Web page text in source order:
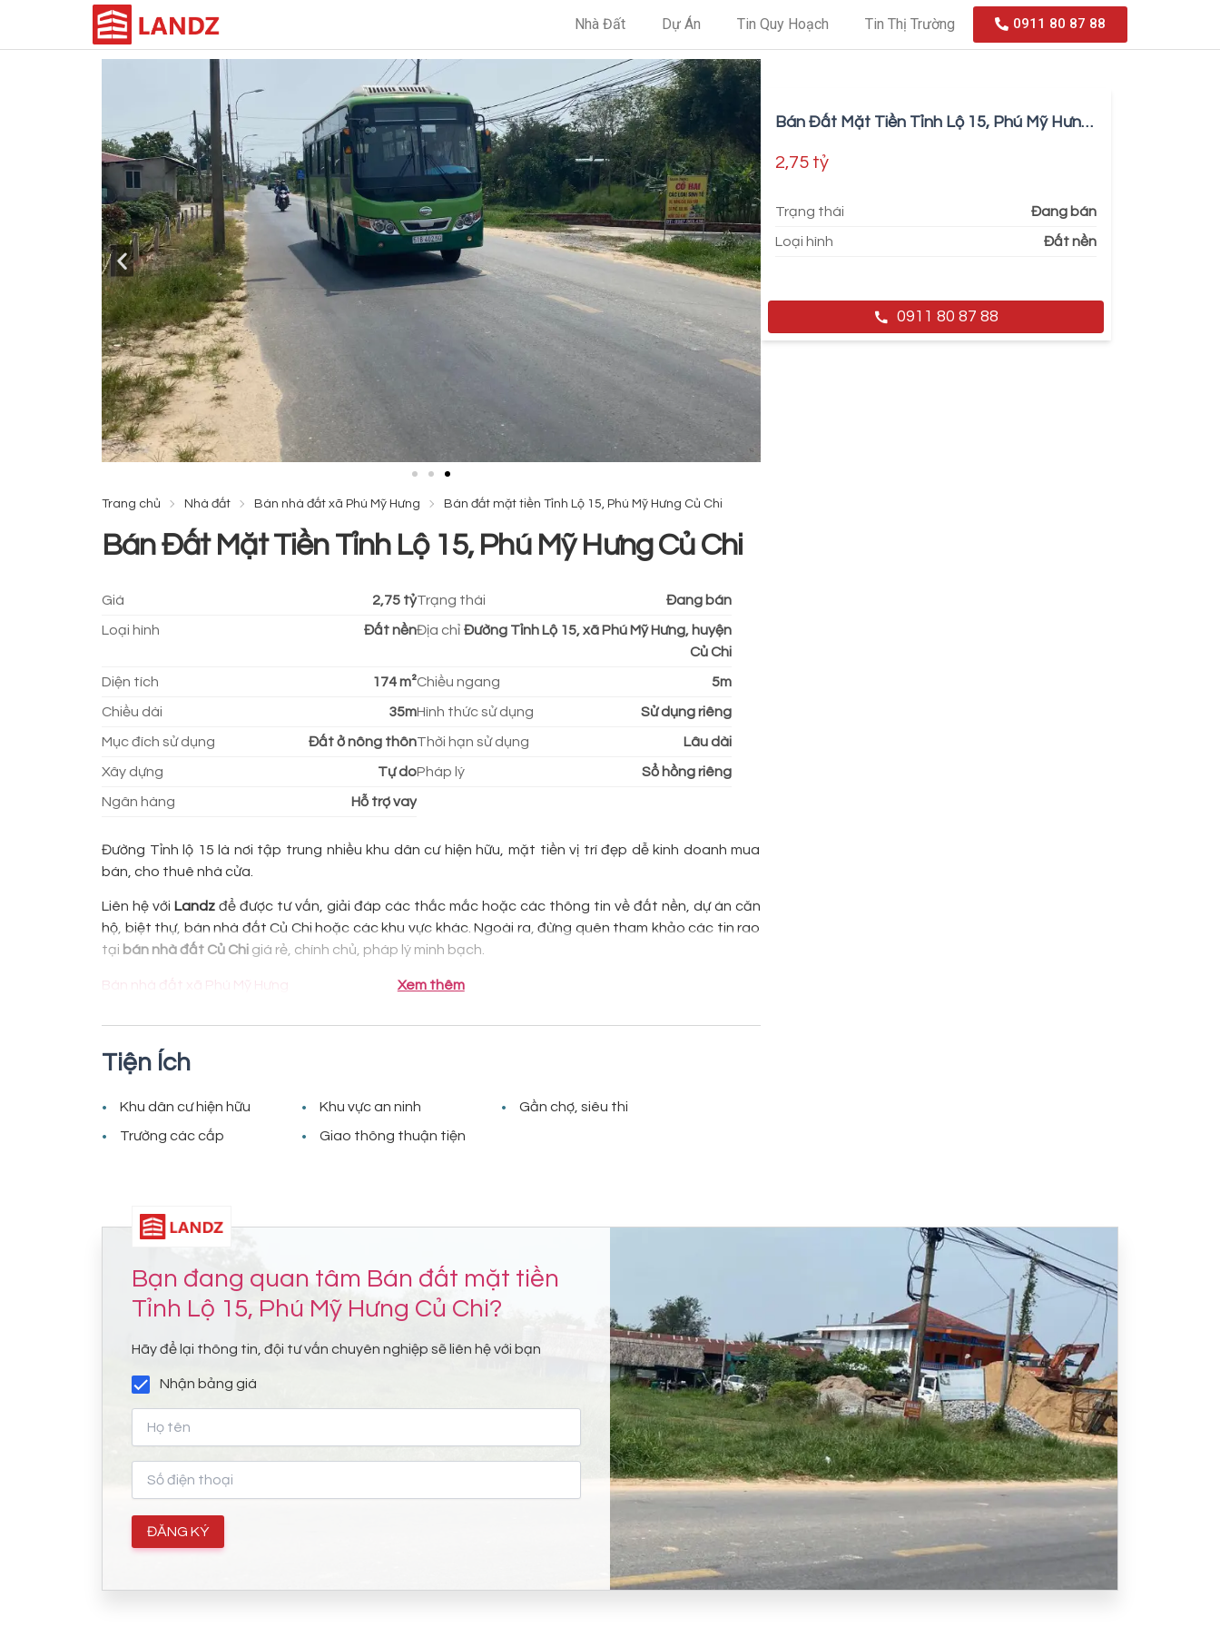
Nhà Đất Dự Án Tin Quy Hoạch Tin Thị Trường 0911 80 87 88
Trang chủ Nhà đất Bán nhà đất xã Phú Mỹ Hưng Bán đất mặt tiền Tỉnh Lộ 15, Phú Mỹ Hưng Củ Chi
Bán Đất Mặt Tiền Tỉnh Lộ 15, Phú Mỹ Hưng Củ Chi
Giá 2,75 tỷTrạng thái Đang bán
Loại hình Đất nềnĐịa chỉ Đường Tỉnh Lộ 15, xã Phú Mỹ Hưng, huyện
Củ Chi
Diện tích 174 m²Chiều ngang 5m
Chiều dài 35mHình thức sử dụng Sử dụng riêng
Mục đích sử dụng Đất ở nông thônThời hạn sử dụng Lâu dài
Xây dựng Tự doPháp lý Sổ hồng riêng
Ngân hàng Hỗ trợ vay
Đường Tỉnh lộ 15 là nơi tập trung nhiều khu dân cư hiện hữu, mặt tiền vị trí đẹp dễ kinh doanh mua
bán, cho thuê nhà cửa.
Liên hệ với Landzđể được tư vấn, giải đáp các thắc mắc hoặc các thông tin về đất nền, dự án căn
hộ, biệt thự, bán nhà đất Củ Chi hoặc các khu vực khác. Ngoài ra, đừng quên tham khảo các tin rao
tại bán nhà đất Củ Chi giá rẻ, chính chủ, pháp lý minh bạch.
Bán nhà đất xã Phú Mỹ Hưng Xem thêm
Tiện Ích
Khu dân cư hiện hữu Khu vực an ninh
Gần chợ, siêu thi
Trường các cấp
Giao thông thuận tiện
Bán Đất Mặt Tiền Tỉnh Lộ 15, Phú Mỹ Hưng
2,75 tỷ
Trạng thái Đang bán
Loại hình Đất nền
0911 80 87 88
Bạn đang quan tâm Bán đất mặt tiền
Tỉnh Lộ 15, Phú Mỹ Hưng Củ Chi?
Hãy để lại thông tin, đội tư vấn chuyên nghiệp sẽ liên hệ với bạn
Nhận bảng giá